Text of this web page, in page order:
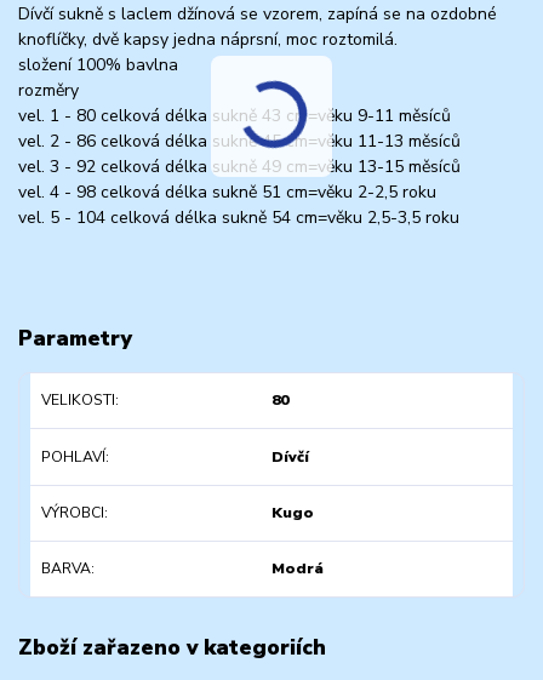
Dívčí sukně s laclem džínová se vzorem, zapíná se na ozdobné
knoflíčky, dvě kapsy jedna náprsní, moc roztomilá.
složení 100% bavlna
rozměry
vel. 1 - 80 celková délka sukně 43 cm=věku 9-11 měsíců
vel. 2 - 86 celková délka sukně 45 cm=věku 11-13 měsíců
vel. 3 - 92 celková délka sukně 49 cm=věku 13-15 měsíců
vel. 4 - 98 celková délka sukně 51 cm=věku 2-2,5 roku
vel. 5 - 104 celková délka sukně 54 cm=věku 2,5-3,5 roku
Parametry
VELIKOSTI 80
POHLAVÍ Dívčí
VÝROBCI Kugo
BARVA Modrá
Zboží zařazeno v kategoriích